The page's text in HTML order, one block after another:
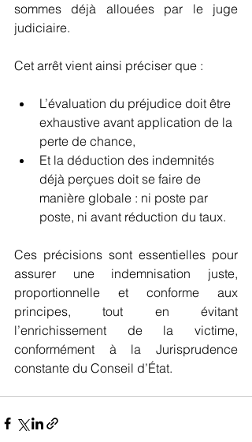
sommes déjà allouées par le juge
judiciaire.
Cet arrêt vient ainsi préciser que :
L’évaluation du préjudice doit être
exhaustive avant application de la
perte de chance,
Et la déduction des indemnités
déjà perçues doit se faire de
manière globale : ni poste par
poste, ni avant réduction du taux.
Ces précisions sont essentielles pour
assurer une indemnisation juste,
proportionnelle et conforme aux
principes, tout en évitant
l’enrichissement de la victime,
conformément à la Jurisprudence
constante du Conseil d’État.